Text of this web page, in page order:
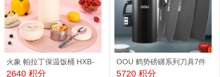
火象 帕拉丁保温饭桶 HXB-
BW147
2640 积分
OOU 鹤势磅礴系列刀具7件
套 UC4170
5720 积分